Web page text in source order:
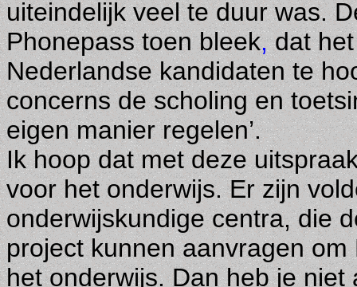
uiteindelijk veel te duur was.
Phonepass toen bleek,dat
Nederlandse kandidaten te
concerns de scholing en
eigen manier regelen’.
Ik hoop dat met deze
voor het onderwijs. Er zijn
onderwijskundige centra, die
project kunnen aanvragen
het onderwijs. Dan heb je